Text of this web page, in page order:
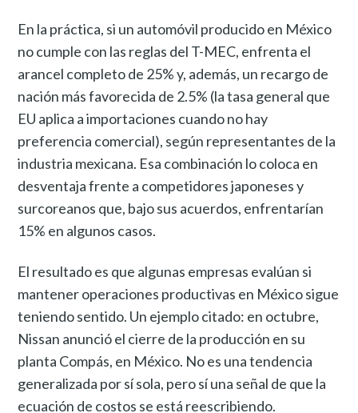
En la práctica, si un automóvil producido en México
no cumple con las reglas del T-MEC, enfrenta el
arancel completo de 25% y, además, un recargo de
nación más favorecida de 2.5% (la tasa general que
EU aplica a importaciones cuando no hay
preferencia comercial), según representantes de la
industria mexicana. Esa combinación lo coloca en
desventaja frente a competidores japoneses y
surcoreanos que, bajo sus acuerdos, enfrentarían
15% en algunos casos.
El resultado es que algunas empresas evalúan si
mantener operaciones productivas en México sigue
teniendo sentido. Un ejemplo citado: en octubre,
Nissan anunció el cierre de la producción en su
planta Compás, en México. No es una tendencia
generalizada por sí sola, pero sí una señal de que la
ecuación de costos se está reescribiendo.